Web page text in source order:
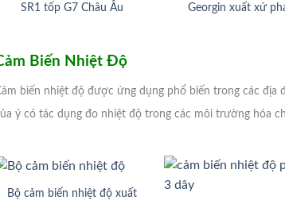
SR1 tốp G7 Châu Âu
Georgin xuất xứ
Biến Nhiệt Độ
biến nhiệt độ được ứng dụng phổ biến trong các địa
ý có tác dụng đo nhiệt độ trong các môi trường hóa
Bộ cảm biến nhiệt độ xuất